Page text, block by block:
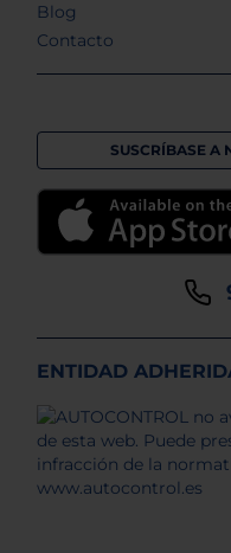
Blog
Contacto
SUSCRÍBASE A
ENTIDAD